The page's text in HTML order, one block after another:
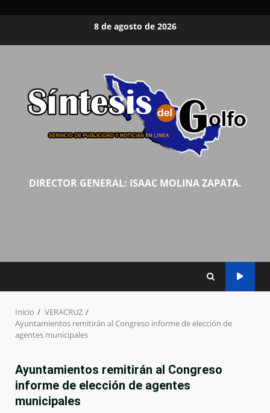
8 de agosto de 2026
DIRECTOR GENERAL: ISAAC MOLINA ZAPATA.
Inicio
VERACRUZ
Ayuntamientos remitirán al Congreso informe de elección de
agentes municipales
Ayuntamientos remitirán al Congreso
informe de elección de agentes
municipales